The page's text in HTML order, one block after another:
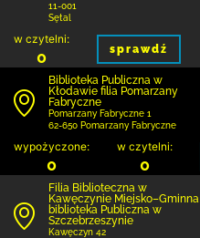
11-001
Sętal
w czytelni:
0 sprawdź
Biblioteka Publiczna w
Kłodawie filia Pomarzany
Fabryczne
Pomarzany Fabryczne 1
62-650 Pomarzany Fabryczne
wypożyczone:
0
w czytelni:
0
Filia Biblioteczna w
Kawęczynie Miejsko–Gminna
biblioteka Publiczna w
Szczebrzeszynie
Kawęczyn 42